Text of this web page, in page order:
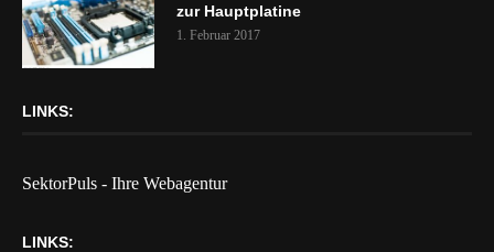
zur Hauptplatine
1. Februar 2017
LINKS:
SektorPuls - Ihre Webagentur
LINKS: